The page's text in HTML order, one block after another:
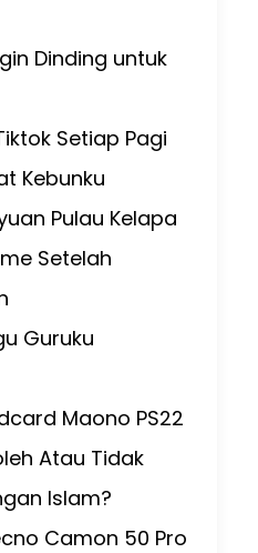
Dinding untuk
Setiap Pagi
Kebunku
Pulau Kelapa
Setelah
Guruku
Maono PS22
Atau Tidak
Islam?
Camon 50 Pro